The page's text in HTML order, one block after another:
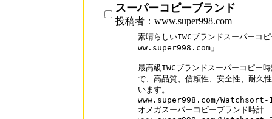
スーパーコピーブランド
投稿者：www.super998.com
素晴らしいIWCブランドスーパーコ
ww.super998.com」
最高級IWCブランドスーパーコピー
で、高品質、信頼性、安全性、耐久
います。
www.super998.com/
オメガスーパーコピーブランド時計